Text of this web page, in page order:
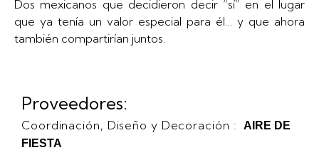
Dos mexicanos que decidieron decir “sí” en el lugar
que ya tenía un valor especial para él… y que ahora
también compartirían juntos.
Proveedores:
Coordinación, Diseño y Decoración :AIRE DE
FIESTA